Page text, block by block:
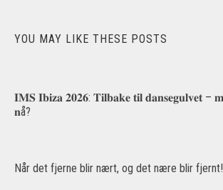
YOU MAY LIKE THESE POSTS
𝐈𝐌𝐒 𝐈𝐛𝐢𝐳𝐚 𝟐𝟎𝟐𝟔: 𝐓𝐢𝐥𝐛𝐚𝐤𝐞 𝐭𝐢𝐥 𝐝𝐚𝐧𝐬𝐞𝐠𝐮𝐥𝐯𝐞𝐭 –
𝐧å?
Når det fjerne blir nært, og det nære blir fjernt!